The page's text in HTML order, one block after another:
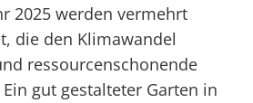
2025 werden vermehrt
die den Klimawandel
ressourcenschonende
gut gestalteter Garten in